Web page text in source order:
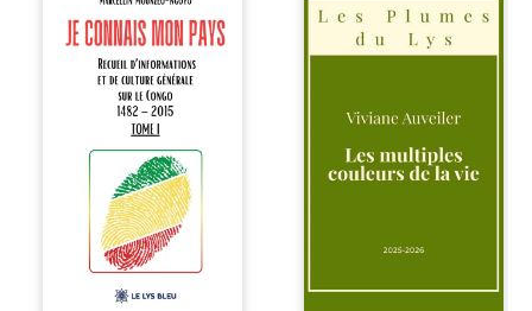
pays se présente
comme une œuvre
de transmission et
d’éveil civique,
destinée à raviver
la mémoire
congolaise. En
retraçant les
grandes étapes de
l’histoire
nationale, il
entend combattre
l’ignorance, le
repli identitaire et
l’affaiblissement
existences saisies
à l’instant où tout
bascule. Une
l’apaisement, un
recouvre
l’espérance, tandis
pour en retrouver
Entre souvenirs,